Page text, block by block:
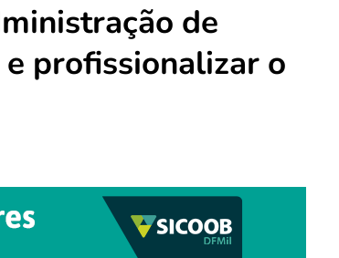
de
profissionalizar o